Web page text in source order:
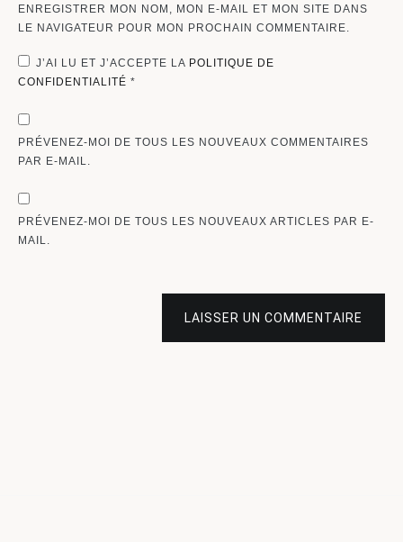
ENREGISTRER MON NOM, MON E-MAIL ET MON SITE DANS
LE NAVIGATEUR POUR MON PROCHAIN COMMENTAIRE.
J’AI LU ET J’ACCEPTE LA POLITIQUE DE
CONFIDENTIALITÉ *
PRÉVENEZ-MOI DE TOUS LES NOUVEAUX COMMENTAIRES
PAR E-MAIL.
PRÉVENEZ-MOI DE TOUS LES NOUVEAUX ARTICLES PAR E-
MAIL.
LAISSER UN COMMENTAIRE